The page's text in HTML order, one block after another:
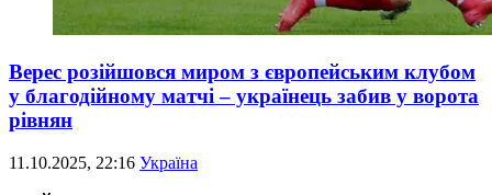
Верес розійшовся миром з європейським клубом
у благодійному матчі – українець забив у ворота
рівнян
11.10.2025, 22:16 Україна